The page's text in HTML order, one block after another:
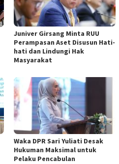
Juniver Girsang Minta RUU
Perampasan Aset Disusun Hati-
hati dan Lindungi Hak
Masyarakat
Waka DPR Sari Yuliati Desak
Hukuman Maksimal untuk
Pelaku Pencabulan